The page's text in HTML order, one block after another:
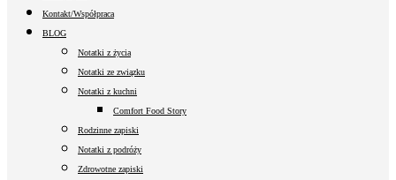
Kontakt/Współpraca
BLOG
Notatki z życia
Notatki ze związku
Notatki z kuchni
Comfort Food Story
Rodzinne zapiski
Notatki z podróży
Zdrowotne zapiski